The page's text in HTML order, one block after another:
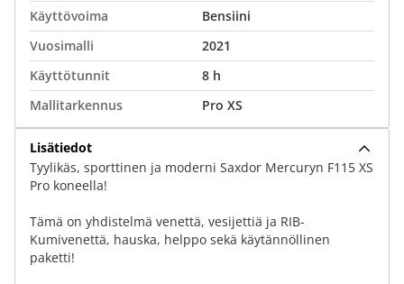
Käyttövoima
Bensiini
Vuosimalli
2021
Käyttötunnit
8 h
Mallitarkennus
Pro XS
Lisätiedot
Tyylikäs, sporttinen ja moderni Saxdor Mercuryn F115 XS
Pro koneella!
Tämä on yhdistelmä venettä, vesijettiä ja RIB-
Kumivenettä, hauska, helppo sekä käytännöllinen
paketti!